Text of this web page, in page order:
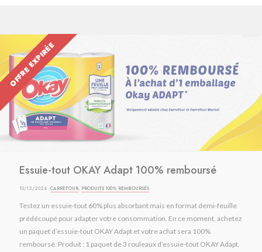
OFFRE EXPIRÉE
Essuie-tout OKAY Adapt 100% remboursé
10/12/2024 ·CARREFOUR, PRODUITS 100% REMBOURSÉS
Testez un essuie-tout 60% plus absorbant mais en format demi-feuille
prédécoupé pour adapter votre consommation. En ce moment, achetez
un paquet d’essuie-tout OKAY Adapt et votre achat sera 100%
remboursé. Produit : 1 paquet de 3 rouleaux d’essuie-tout OKAY Adapt.